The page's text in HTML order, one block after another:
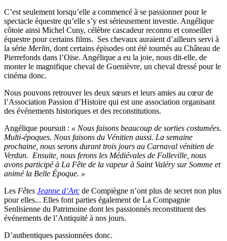
C’est seulement lorsqu’elle a commencé à se passionner pour le
spectacle équestre qu’elle s’y est sérieusement investie. Angélique
côtoie ainsi Michel Cuny, célèbre cascadeur reconnu et conseiller
équestre pour certains films. Ses chevaux auraient d’ailleurs servi à
la série Merlin, dont certains épisodes ont été tournés au Château de
Pierrefonds dans l’Oise. Angélique a eu la joie, nous dit-elle, de
monter le magnifique cheval de Guenièvre, un cheval dressé pour le
cinéma donc.
Nous pouvons retrouver les deux sœurs et leurs amies au cœur de
l’Association Passion d’Histoire qui est une association organisant
des événements historiques et des reconstitutions.
Angélique poursuit : « Nous faisons beaucoup de sorties costumées.
Multi-époques. Nous faisons du Vénitien aussi. La semaine
prochaine, nous serons durant trois jours au Carnaval vénitien de
Verdun. Ensuite, nous ferons les Médiévales de Folleville, nous
avons participé à La Fête de la vapeur à Saint Valéry sur Somme et
animé la Belle Époque. »
Les Fêtes Jeanne d’Arc de Compiègne n’ont plus de secret non plus
pour elles... Elles font parties également de La Compagnie
Senlisienne du Patrimoine dont les passionnés reconstituent des
événements de l’Antiquité à nos jours.
D’authentiques passionnées donc.